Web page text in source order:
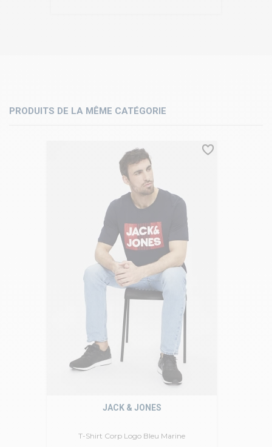
PRODUITS DE LA MÊME CATÉGORIE
T-Shirt Corp Logo Bleu Marine
JACK & JONES